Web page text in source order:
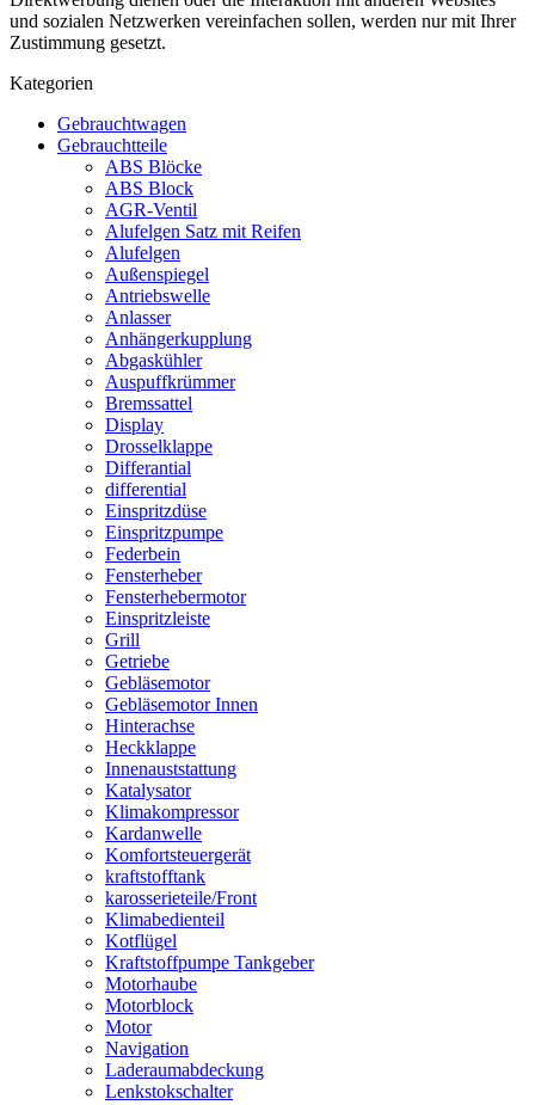
und sozialen Netzwerken vereinfachen sollen, werden nur mit Ihrer
Zustimmung gesetzt.
Kategorien
Gebrauchtwagen
Gebrauchtteile
ABS Blöcke
ABS Block
AGR-Ventil
Alufelgen Satz mit Reifen
Alufelgen
Außenspiegel
Antriebswelle
Anlasser
Anhängerkupplung
Abgaskühler
Auspuffkrümmer
Bremssattel
Display
Drosselklappe
Differantial
differential
Einspritzdüse
Einspritzpumpe
Federbein
Fensterheber
Fensterhebermotor
Einspritzleiste
Grill
Getriebe
Gebläsemotor
Gebläsemotor Innen
Hinterachse
Heckklappe
Innenauststattung
Katalysator
Klimakompressor
Kardanwelle
Komfortsteuergerät
kraftstofftank
karosserieteile/Front
Klimabedienteil
Kotflügel
Kraftstoffpumpe Tankgeber
Motorhaube
Motorblock
Motor
Navigation
Laderaumabdeckung
Lenkstokschalter